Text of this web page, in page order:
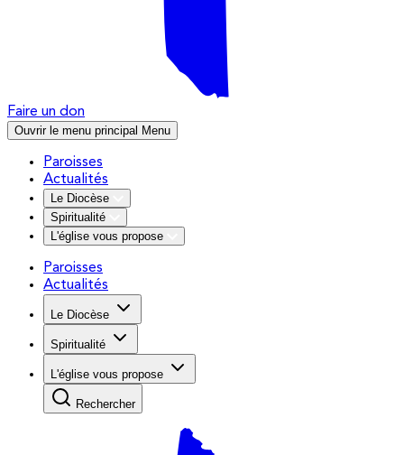
Faire un don
Ouvrir le menu principal Menu
Paroisses
Actualités
Le Diocèse
Spiritualité
L'église vous propose
Paroisses
Actualités
Le Diocèse
Spiritualité
L'église vous propose
Rechercher